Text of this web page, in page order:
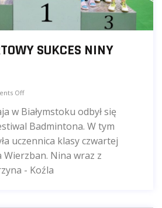
SUKCES NINY
Off
w Białymstoku odbył się
Badmintona. W tym
uczennica klasy czwartej
Wierzban. Nina wraz z
- Koźla